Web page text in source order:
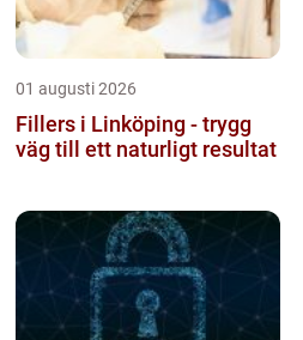
01 augusti 2026
Fillers i Linköping - trygg
väg till ett naturligt resultat